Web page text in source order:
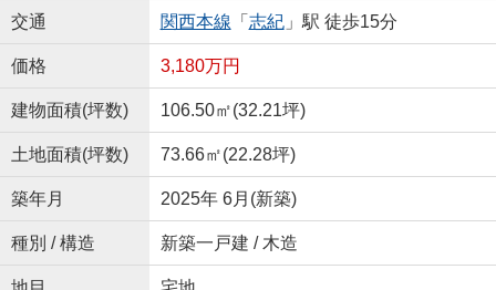
交通 関西本線 「 志紀」駅 徒歩15分
価格 3,180万円
建物面積(坪数) 106.50㎡(32.21坪)
土地面積(坪数) 73.66㎡(22.28坪)
築年月 2025年 6月(新築)
種別 / 構造 新築一戸建 / 木造